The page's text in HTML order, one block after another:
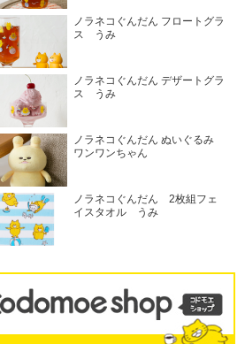
ノラネコぐんだん フロートグラ
ス うみ
ノラネコぐんだん デザートグラ
ス うみ
ノラネコぐんだん ぬいぐるみ
ワンワンちゃん
ノラネコぐんだん 2枚組フェ
イスタオル うみ